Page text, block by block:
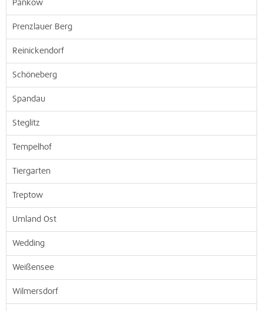
Pankow
Prenzlauer Berg
Reinickendorf
Schöneberg
Spandau
Steglitz
Tempelhof
Tiergarten
Treptow
Umland Ost
Wedding
Weißensee
Wilmersdorf